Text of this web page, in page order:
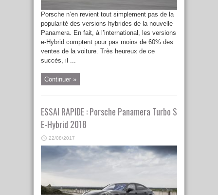
Porsche n’en revient tout simplement pas de la
popularité des versions hybrides de la nouvelle
Panamera. En fait, à l’international, les versions
e-Hybrid comptent pour pas moins de 60% des
ventes de la voiture. Très heureux de ce
succès, il ...
Continuer »
ESSAI RAPIDE : Porsche Panamera Turbo S
E-Hybrid 2018
22/08/2017